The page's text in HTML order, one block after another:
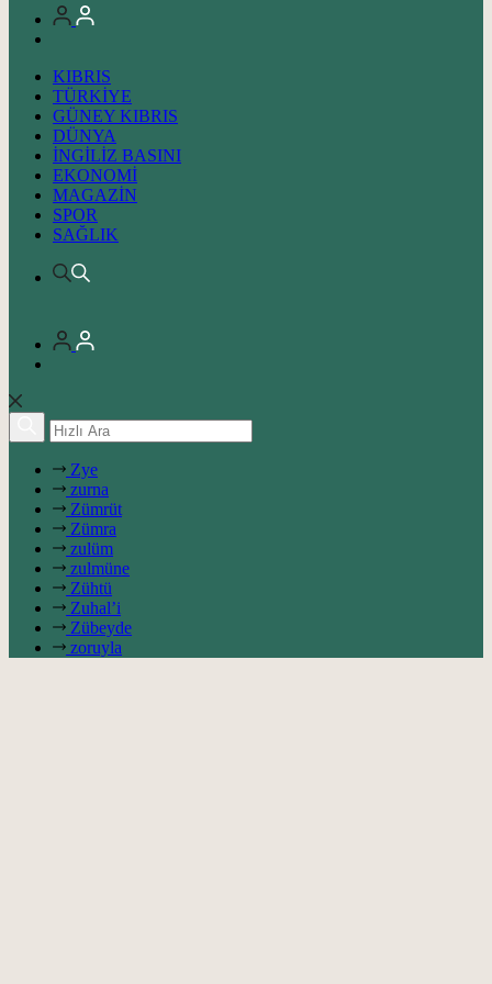
KIBRIS
TÜRKİYE
GÜNEY KIBRIS
DÜNYA
İNGİLİZ BASINI
EKONOMİ
MAGAZİN
SPOR
SAĞLIK
Zye
zurna
Zümrüt
Zümra
zulüm
zulmüne
Zühtü
Zuhal’i
Zübeyde
zoruyla